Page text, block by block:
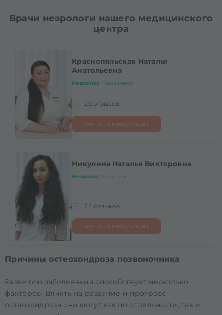
Врачи неврологи нашего медицинского
центра
Краснопольская Наталья
Анатольевна
Невролог, Массажист
29 отзывов
Запись на консультацию
Никулина Наталья Викторовна
Невролог, Терапевт
24 отзывов
Запись на консультацию
Причины остеохондроза позвоночника
Развитию заболевания способствует несколько
факторов. Влиять на развитие и прогресс
остеохондроза они могут как по отдельности, так и